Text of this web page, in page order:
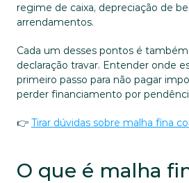
regime de caixa, depreciação de
arrendamentos.
Cada um desses pontos é
declaração travar. Entender onde
primeiro passo para não pagar
perder financiamento por
👉 Tirar dúvidas sobre malha fina
O que é malha